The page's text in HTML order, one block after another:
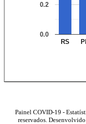
RS
0.0
0.2
Painel COVID-19 -
reservados.